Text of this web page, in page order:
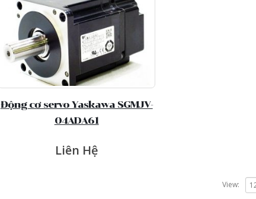
Động cơ servo Yaskawa SGMJV-
04ADA61
Liên Hệ
View: